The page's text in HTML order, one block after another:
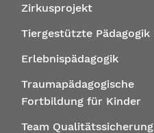
Zirkusprojekt
Tiergestützte Pädagogik
Erlebnispädagogik
Traumapädagogische
Fortbildung für Kinder
Team Qualitätssicherung